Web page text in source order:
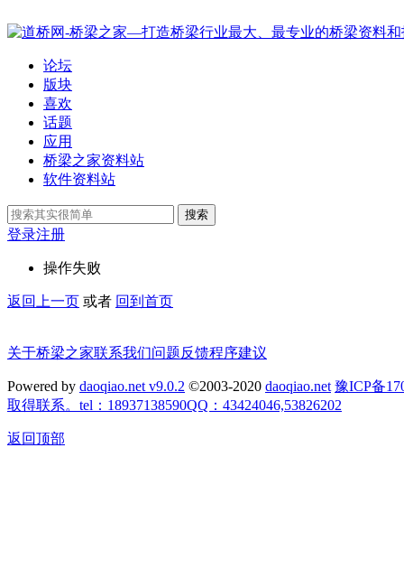
论坛
版块
喜欢
话题
应用
桥梁之家资料站
软件资料站
搜索
登录注册
操作失败
返回上一页 或者 回到首页
关于桥梁之家联系我们问题反馈程序建议
Powered by daoqiao.net v9.0.2 ©2003-2020 daoqiao.net 豫ICP备
取得联系。tel：18937138590QQ：43424046,53826202
返回顶部